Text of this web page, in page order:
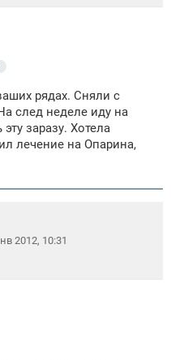
рядах. Сняли с
след неделе иду на
заразу. Хотела
лечение на Опарина,
2012, 10:31